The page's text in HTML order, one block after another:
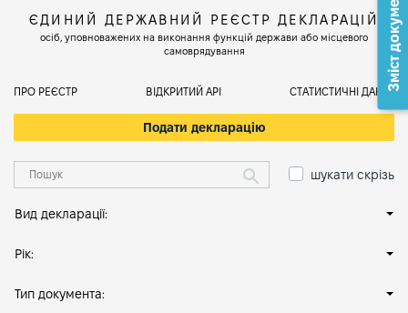
ЄДИНИЙ ДЕРЖАВНИЙ РЕЄСТР ДЕКЛАРАЦІЙ
осіб, уповноважених на виконання функцій держави або місцевого
самоврядування
ПРО РЕЄСТР ВІДКРИТИЙ АРІ СТАТИСТИЧНІ ДАНІ
Подати декларацію
шукати скрізь
Вид декларації:
Рік:
Тип документа:
Зміст документа